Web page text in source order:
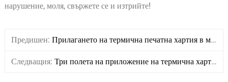
нарушение, моля, свържете се и изтрийте!
Предишен: Прилагането на термична печатна хартия в медицинската индустрия
Следващия: Три полета на приложение на термична хартия